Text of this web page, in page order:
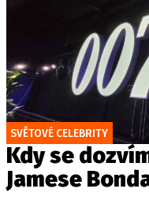
SVĚTOVÉ CELEBRITY
Kdy se
Jamese